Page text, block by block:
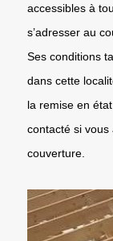
accessibles à
s’adresser au
Ses conditions
dans cette
la remise en
contacté si vous
couverture.